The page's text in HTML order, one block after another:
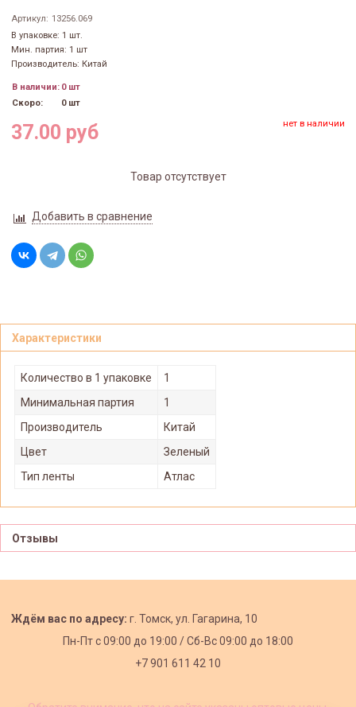
Артикул: 13256.069
В упаковке: 1 шт.
Мин. партия: 1 шт
Производитель: Китай
В наличии: 0 шт
Скоро:
0 шт
37.00 руб нет в наличии
Товар отсутствует
Добавить в сравнение
Характеристики
Количество в 1 упаковке
1
Минимальная партия
1
Производитель
Китай
Цвет
Зеленый
Тип ленты
Атлас
Отзывы
Ждём вас по адресу: г. Томск, ул. Гагарина, 10
Пн-Пт с09:00 до 19:00 /Сб-Вс 09:00 до 18:00
+7 901 611 42 10